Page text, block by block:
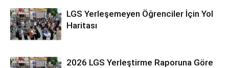
LGS Yerleşemeyen Öğrenciler İçin Yol
Haritası
2026 LGS Yerleştirme Raporuna Göre